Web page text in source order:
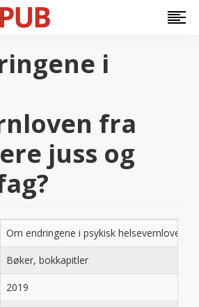
i
fra
juss og
Om endringene i psykisk helsevernloven
Bøker, bokkapitler
2019